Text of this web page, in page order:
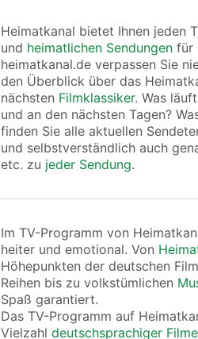
Heimatkanal bietet Ihnen jeden
und heimatlichen Sendungen für
heimatkanal.de verpassen Sie
den Überblick über das
nächsten Filmklassiker. Was
und an den nächsten Tagen?
finden Sie alle aktuellen
und selbstverständlich auch
etc. zu jeder Sendung.
Im TV-Programm von
heiter und emotional. Von
Höhepunkten der deutschen
Reihen bis zu volkstümlichen
Spaß garantiert.
Das TV-Programm auf
Vielzahl deutschsprachiger Filme